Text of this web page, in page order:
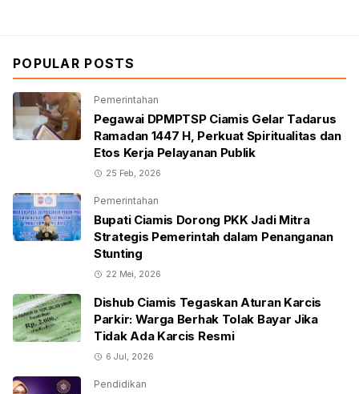
POPULAR POSTS
Pemerintahan
Pegawai DPMPTSP Ciamis Gelar Tadarus
Ramadan 1447 H, Perkuat Spiritualitas dan
Etos Kerja Pelayanan Publik
25 Feb, 2026
Pemerintahan
Bupati Ciamis Dorong PKK Jadi Mitra
Strategis Pemerintah dalam Penanganan
Stunting
22 Mei, 2026
Dishub Ciamis Tegaskan Aturan Karcis
Parkir: Warga Berhak Tolak Bayar Jika
Tidak Ada Karcis Resmi
6 Jul, 2026
Pendidikan